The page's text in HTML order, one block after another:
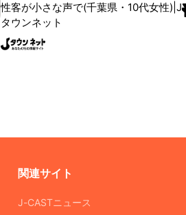
性客が小さな声で(千葉県・10代女性)|J
タウンネット
関連サイト
J-CASTニュース